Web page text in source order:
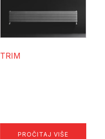
TRIM
PROČITAJ VIŠE